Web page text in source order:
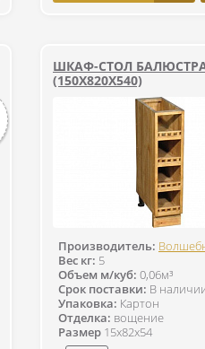
ШКАФ-СТОЛ
(150Х820Х540)
Производитель:
Вес кг: 5
Объем м/куб: 0,06м³
Срок поставки: В
Упаковка: Картон
Отделка: вощение
Размер 15x82x54